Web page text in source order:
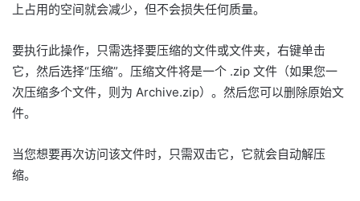
上占用的空间就会减少，但不会损失任何质量。
要执行此操作，只需选择要压缩的文件或文件夹，右键单击
它，然后选择“压缩”。压缩文件将是一个 .zip 文件（如果您一
次压缩多个文件，则为 Archive.zip）。然后您可以删除原始文
件。
当您想要再次访问该文件时，只需双击它，它就会自动解压
缩。